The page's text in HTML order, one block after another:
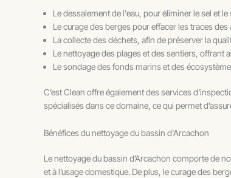
Le dessalement de l'eau, pour éliminer le sel et
Le curage des berges pour effacer les traces
La collecte des déchets, afin de préserver la
Le nettoyage des plages et des sentiers, offrant
Le sondage des fonds marins et des
C’est Clean offre également des services
spécialisés dans ce domaine, ce qui permet
Bénéfices du nettoyage du bassin d'Arcachon
Le nettoyage du bassin d’Arcachon comporte de
et à l’usage domestique. De plus, le curage des